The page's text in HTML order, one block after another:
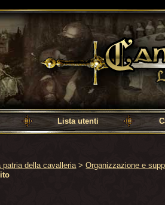
Camelot, la patria della cavalleria
Lista utenti
patria della cavalleria >Organizzazione e